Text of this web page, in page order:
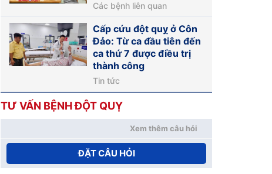
Các bệnh liên quan
Cấp cứu đột quỵ ở Côn
Đảo: Từ ca đầu tiên đến
ca thứ 7 được điều trị
thành công
Tin tức
TƯ VẤN BỆNH ĐỘT QUỴ
Xem thêm câu hỏi
ĐẶT CÂU HỎI